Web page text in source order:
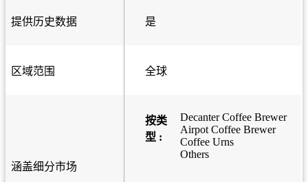
提供历史数据 是
区域范围 全球
涵盖细分市场
按类
型 :
Decanter Coffee Brewer
Airpot Coffee Brewer
Coffee Urns
Others